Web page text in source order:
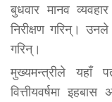
बुधवार मानव
निरीक्षण गरिन्।
गरिन्।
मुख्यमन्त्रीले यहाँ
वित्तीयवर्षमा